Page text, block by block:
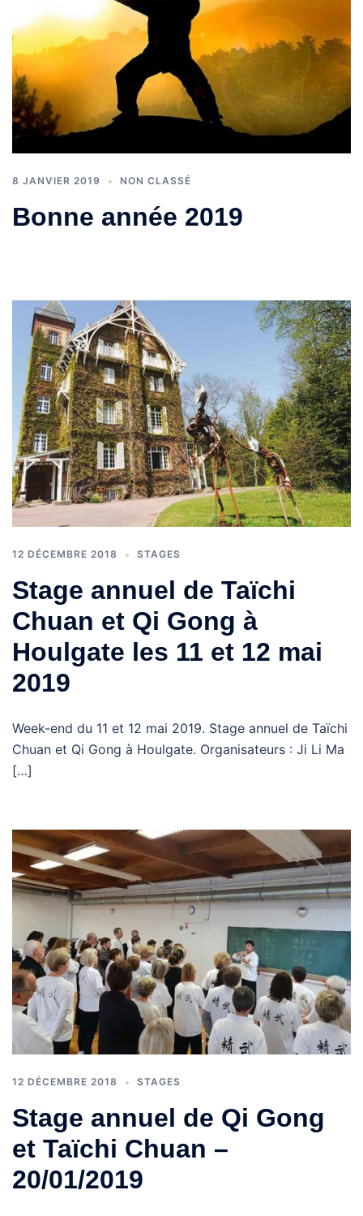
8 JANVIER 2019 NON CLASSÉ
Bonne année 2019
12 DÉCEMBRE 2018 STAGES
Stage annuel de Taïchi
Chuan et Qi Gong à
Houlgate les 11 et 12 mai
2019
Week-end du 11 et 12 mai 2019. Stage annuel de Taïchi
Chuan et Qi Gong à Houlgate. Organisateurs : Ji Li Ma
[…]
12 DÉCEMBRE 2018 STAGES
Stage annuel de Qi Gong
et Taïchi Chuan –
20/01/2019